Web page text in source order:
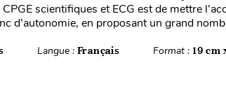
scientifiques et ECG est de mettre
d’autonomie, en proposant un grand
Langue : Français Format : 19 cm